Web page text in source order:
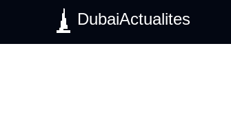
DubaiActualites